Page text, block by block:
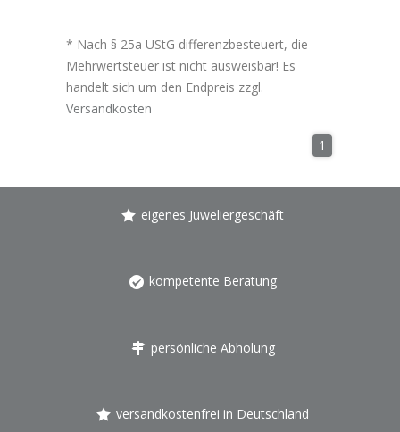
* Nach § 25a UStG differenzbesteuert, die
Mehrwertsteuer ist nicht ausweisbar! Es
handelt sich um den Endpreis zzgl.
Versandkosten
1
eigenes Juweliergeschäft
kompetente Beratung
persönliche Abholung
versandkostenfrei in Deutschland